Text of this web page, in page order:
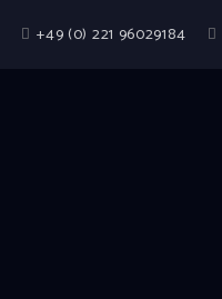
+49 (0) 221 96029184